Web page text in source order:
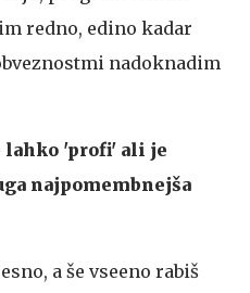
redno, edino kadar
nadoknadim
lahko 'profi' ali je
najpomembnejša
a še vseeno rabiš